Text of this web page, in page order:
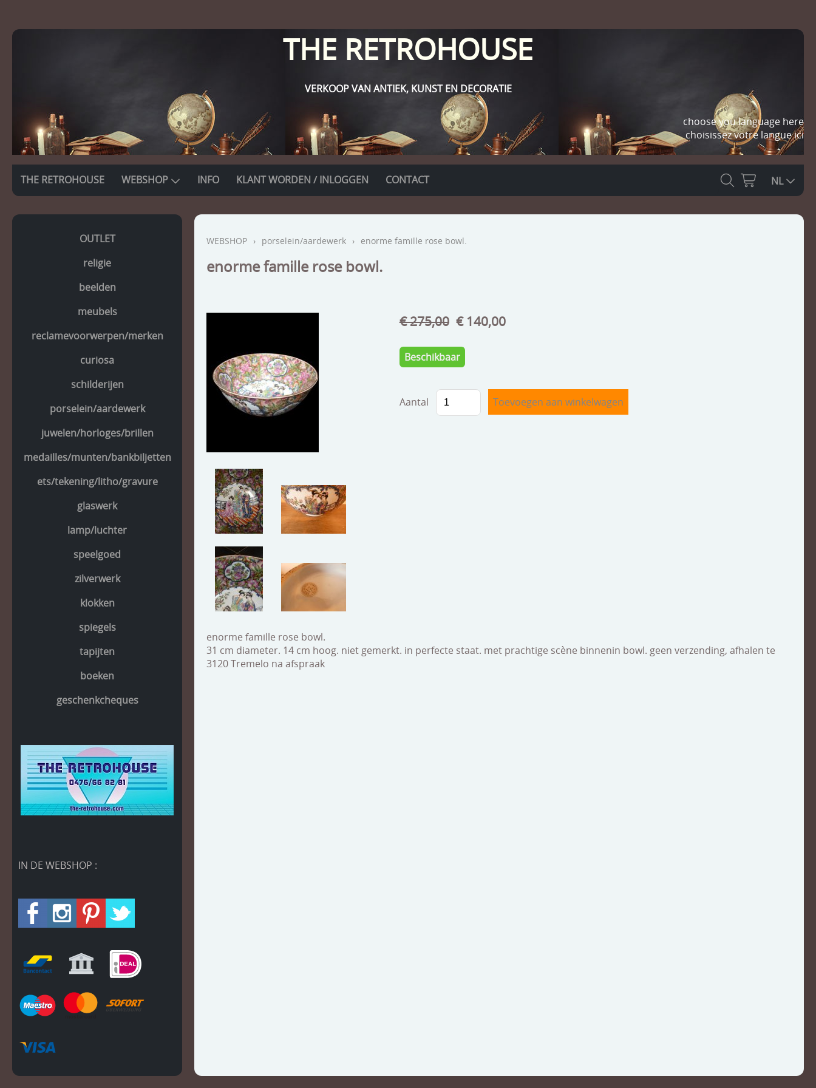
THE RETROHOUSE
VERKOOP VAN ANTIEK, KUNST EN DECORATIE
choose you language here
choisissez votre langue ici
THE RETROHOUSE WEBSHOP INFO KLANT WORDEN / INLOGGEN CONTACT NL
OUTLET
religie
beelden
meubels
reclamevoorwerpen/merken
curiosa
schilderijen
porselein/aardewerk
juwelen/horloges/brillen
medailles/munten/bankbiljetten
ets/tekening/litho/gravure
glaswerk
lamp/luchter
speelgoed
zilverwerk
klokken
spiegels
tapijten
boeken
geschenkcheques
IN DE WEBSHOP :
WEBSHOP › porselein/aardewerk › enorme famille rose bowl.
enorme famille rose bowl.
€ 275,00 € 140,00
Beschikbaar
Aantal
enorme famille rose bowl.
31 cm diameter. 14 cm hoog. niet gemerkt. in perfecte staat. met prachtige scène binnenin bowl. geen verzending, afhalen te
3120 Tremelo na afspraak